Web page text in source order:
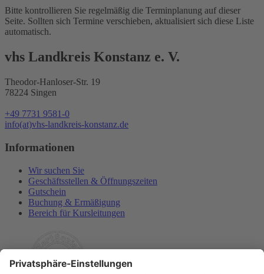
Bitte kontrollieren Sie regelmäßig die Terminplanung auf dieser
Seite. Sollten sich Termine verschieben, aktualisiert sich diese Liste
automatisch.
vhs Landkreis Konstanz e. V.
Theodor-Hanloser-Str. 19
78224 Singen
+49 7731 9581-0
info(at)vhs-landkreis-konstanz.de
Informationen
Wir suchen Sie
Geschäftsstellen & Öffnungszeiten
Gutschein
Buchung & Ermäßigung
Bereich für Kursleitungen